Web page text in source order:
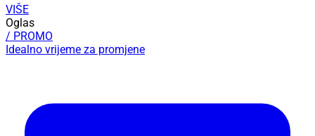
VIŠE
Oglas
/ PROMO
Idealno vrijeme za promjene